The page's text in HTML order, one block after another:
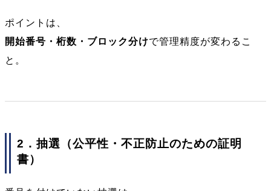
ポイントは、
開始番号・桁数・ブロック分けで管理精度が変わるこ
と。
2．抽選（公平性・不正防止のための証明
書）